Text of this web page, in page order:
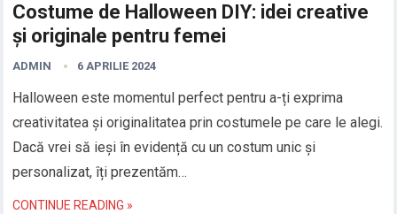
Costume de Halloween DIY: idei creative
și originale pentru femei
ADMIN 6 APRILIE 2024
Halloween este momentul perfect pentru a-ți exprima
creativitatea și originalitatea prin costumele pe care le alegi.
Dacă vrei să ieși în evidență cu un costum unic și
personalizat, îți prezentăm…
CONTINUE READING »